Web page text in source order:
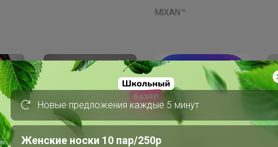
MIXAN™
Новые предложения каждые 5 минут
Женские носки 10 пар/250р